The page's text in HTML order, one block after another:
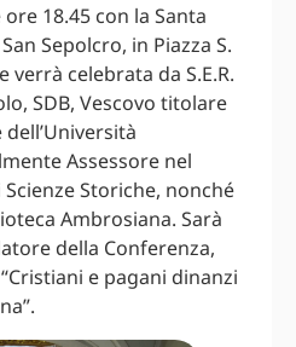
18.45 con la Santa
Sepolcro, in Piazza S.
verrà celebrata da S.E.R.
SDB, Vescovo titolare
Assessore nel
Storiche, nonché
Ambrosiana. Sarà
della Conferenza,
e pagani dinanzi